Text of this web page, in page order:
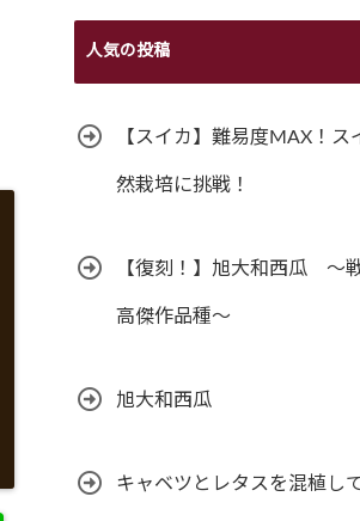
人気の投稿
【スイカ】難易度MAX！ス
然栽培に挑戦！
【復刻！】旭大和西瓜 ～
高傑作品種～
旭大和西瓜
キャベツとレタスを混植し